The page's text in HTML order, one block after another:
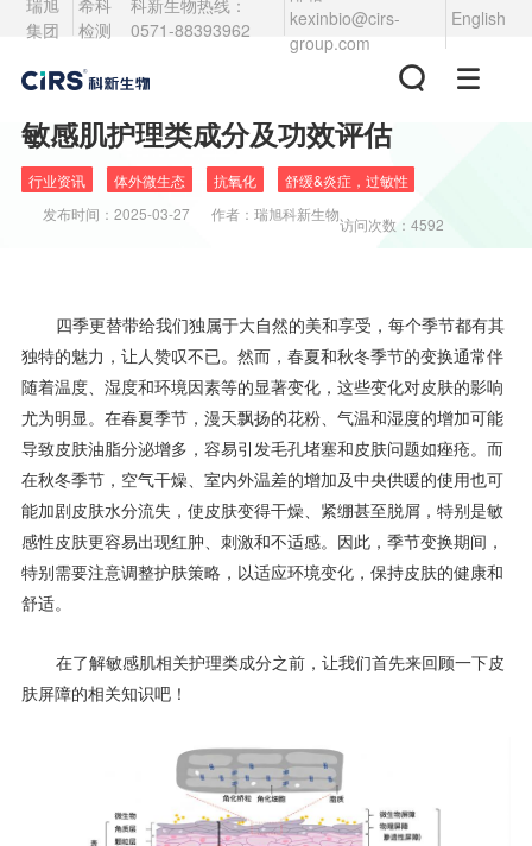
瑞旭
集团
希科
检测
科新生物热线：
0571-88393962
kexinbio@cirs-
group.com
English
敏感肌护理类成分及功效评估
行业资讯 体外微生态 抗氧化
舒缓&炎症，过敏性
发布时间： 2025-03-27 作者： 瑞旭科新生物
访问次数：4592
四季更替带给我们独属于大自然的美和享受，每个季节都有其
独特的魅力，让人赞叹不已。然而，春夏和秋冬季节的变换通常伴
随着温度、湿度和环境因素等的显著变化，这些变化对皮肤的影响
尤为明显。在春夏季节，漫天飘扬的花粉、气温和湿度的增加可能
导致皮肤油脂分泌增多，容易引发毛孔堵塞和皮肤问题如痤疮。而
在秋冬季节，空气干燥、室内外温差的增加及中央供暖的使用也可
能加剧皮肤水分流失，使皮肤变得干燥、紧绷甚至脱屑，特别是敏
感性皮肤更容易出现红肿、刺激和不适感。因此，季节变换期间，
特别需要注意调整护肤策略，以适应环境变化，保持皮肤的健康和
舒适。
在了解敏感肌相关护理类成分之前，让我们首先来回顾一下皮
肤屏障的相关知识吧！